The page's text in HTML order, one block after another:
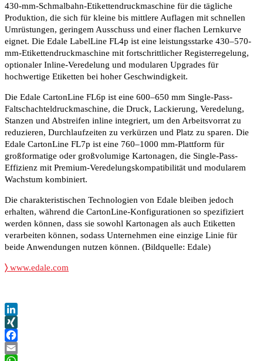
430-mm-Schmalbahn-Etikettendruckmaschine für die tägliche
Produktion, die sich für kleine bis mittlere Auflagen mit schnellen
Umrüstungen, geringem Ausschuss und einer flachen Lernkurve
eignet. Die Edale LabelLine FL4p ist eine leistungsstarke 430–570-
mm-Etikettendruckmaschine mit fortschrittlicher Registerregelung,
optionaler Inline-Veredelung und modularen Upgrades für
hochwertige Etiketten bei hoher Geschwindigkeit.
Die Edale CartonLine FL6p ist eine 600–650 mm Single-Pass-
Faltschachteldruckmaschine, die Druck, Lackierung, Veredelung,
Stanzen und Abstreifen inline integriert, um den Arbeitsvorrat zu
reduzieren, Durchlaufzeiten zu verkürzen und Platz zu sparen. Die
Edale CartonLine FL7p ist eine 760–1000 mm-Plattform für
großformatige oder großvolumige Kartonagen, die Single-Pass-
Effizienz mit Premium-Veredelungskompatibilität und modularem
Wachstum kombiniert.
Die charakteristischen Technologien von Edale bleiben jedoch
erhalten, während die CartonLine-Konfigurationen so spezifiziert
werden können, dass sie sowohl Kartonagen als auch Etiketten
verarbeiten können, sodass Unternehmen eine einzige Linie für
beide Anwendungen nutzen können. (Bildquelle: Edale)
〉 www.edale.com
LinkedIn
XING
Facebook